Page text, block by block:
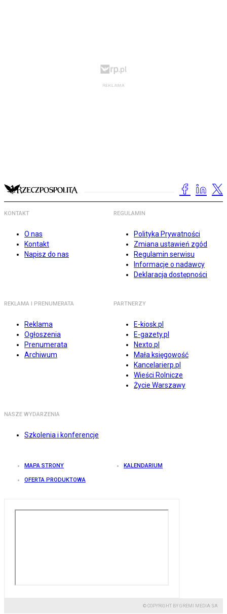
KONTAKT
O nas
Kontakt
Napisz do nas
REGULAMIN
Polityka Prywatności
Zmiana ustawień zgód
Regulamin serwisu
Informacje o nadawcy
Deklaracja dostępności
REKLAMA I PRENUMERATA
Reklama
Ogłoszenia
Prenumerata
Archiwum
PARTNERZY
E-kiosk.pl
E-gazety.pl
Nexto.pl
Mała księgowość
Kancelarierp.pl
Wieści Rolnicze
Życie Warszawy
NASZE WYDARZENIA
Szkolenia i konferencje
MAPA STRONY KALENDARIUM
OFERTA PRODUKTOWA
© COPYRIGHT BY GREMI MEDIA SA